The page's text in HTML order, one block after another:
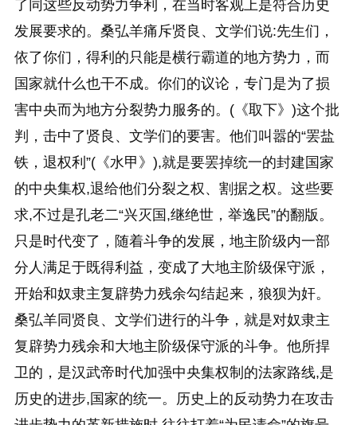
了同这些反动势力争利，在当时客观上是符合历史
发展要求的。桑弘羊痛斥贤良、文学们说:先生们，
依了你们，得利的只能是横行霸道的地方势力，而
国家就什么也干不成。你们的议论，专门是为了损
害中央而为地方分裂势力服务的。(《取下》)这个批
判，击中了贤良、文学们的要害。他们叫嚣的“罢盐
铁，退权利”(《水甲》),就是要罢掉统一的封建国家
的中央集权,退给他们分裂之权、割据之权。这些要
求,不过是孔老二“兴灭国,继绝世，举逸民”的翻版。
只是时代变了，随着斗争的发展，地主阶级内一部
分人满足于既得利益，变成了大地主阶级保守派，
开始和奴隶主复辟势力残余勾结起来，狼狈为奸。
桑弘羊同贤良、文学们进行的斗争，就是对奴隶主
复辟势力残余和大地主阶级保守派的斗争。他所捍
卫的，是汉武帝时代加强中央集权制的法家路线,是
历史的进步,国家的统一。历史上的反动势力在攻击